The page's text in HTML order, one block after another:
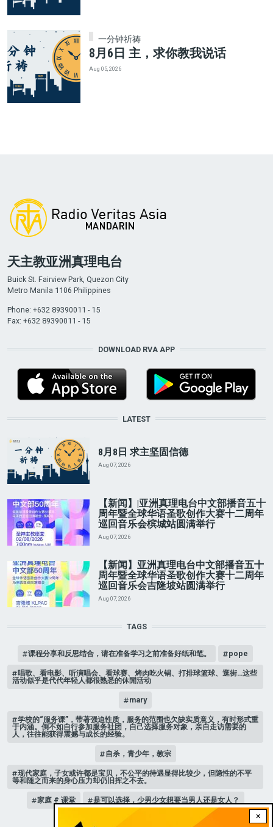
一分钟祈祷
8月6日 主，求你教我说话
Aug 05, 2026
×
天主教亚洲真理电台
Buick St. Fairview Park, Quezon City
Metro Manila 1106 Philippines
Phone: +632 89390011 - 15
Fax: +632 89390011 - 15
DOWNLOAD RVA APP
LATEST
8月8日 求主坚固信德
Aug 07, 2026
【新闻】|亚洲真理电台中文部播音五十
周年暨全球华语圣歌创作大赛十二周年
巡回音乐会槟城站圆满举行
Aug 07, 2026
【新闻】亚洲真理电台中文部播音五十
周年暨全球华语圣歌创作大赛十二周年
巡回音乐会吉隆坡站圆满举行
Aug 07, 2026
TAGS
课程分享和反思结合，请在准备学习之前准备好纸和笔。 pope
唱歌、看电影、听演唱会、看球赛、烤肉吃火锅、打排球篮球、逛街…这些
活动似乎是代代年轻人都很熟悉的休閒活动
mary
学校的“服务课”，带著强迫性质，服务的范围也欠缺实质意义，有时形式重
于内涵。倒不如自行参加服务社团，自己选择服务对象，亲自走访需要的
人，往往能获得震撼与成长的经验。
自杀，青少年，教宗
现代家庭，子女或许都是宝贝，不公平的待遇显得比较少，但隐性的不平
等和随之而来的身心压力却仍旧挥之不去。
家庭 # 课堂 是可以选择，少男少女想要当男人还是女人？